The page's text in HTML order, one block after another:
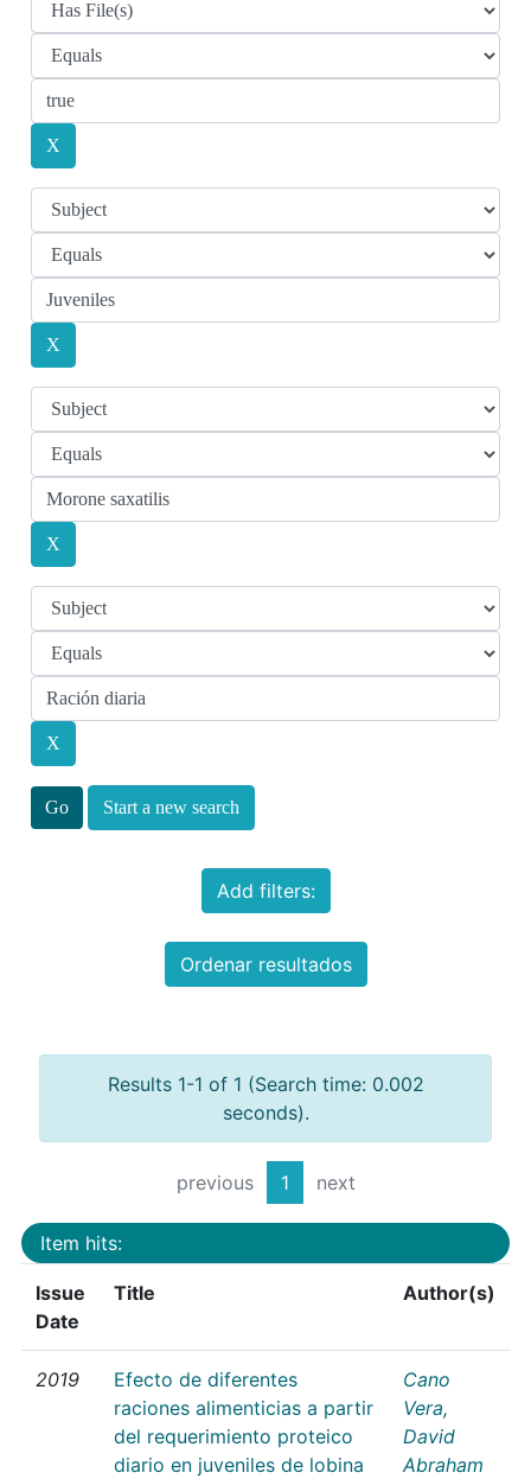
Start a new search
Add filters:
Ordenar resultados
Results 1-1 of 1 (Search time: 0.002
seconds).
previous 1 next
Item hits:
Issue
Date
Title Author(s)
2019
Efecto de diferentes
raciones alimenticias a partir
del requerimiento proteico
diario en juveniles de lobina
Cano
Vera,
David
Abraham